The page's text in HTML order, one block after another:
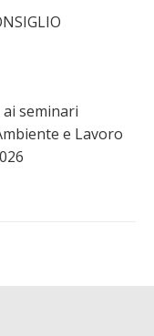
seminari
e Lavoro